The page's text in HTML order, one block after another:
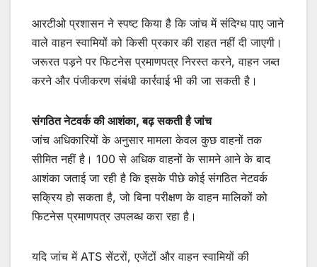
आरटीओ प्रशासन ने स्पष्ट किया है कि जांच में संदिग्ध पाए जाने
वाले वाहन स्वामियों को किसी प्रकार की राहत नहीं दी जाएगी।
जरूरत पड़ने पर फिटनेस प्रमाणपत्र निरस्त करने, वाहन जब्त
करने और पंजीकरण संबंधी कार्रवाई भी की जा सकती है।
संगठित नेटवर्क की आशंका, बढ़ सकती है जांच
जांच अधिकारियों के अनुसार मामला केवल कुछ वाहनों तक
सीमित नहीं है। 100 से अधिक वाहनों के सामने आने के बाद
आशंका जताई जा रही है कि इसके पीछे कोई संगठित नेटवर्क
सक्रिय हो सकता है, जो बिना परीक्षण के वाहन मालिकों को
फिटनेस प्रमाणपत्र उपलब्ध करा रहा है।
यदि जांच में ATS सेंटरों, एजेंटों और वाहन स्वामियों की